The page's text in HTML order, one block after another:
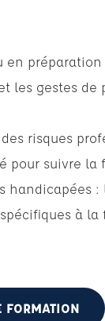
en
les gestes de
risques
pour suivre
handicapées
à
FORMATION